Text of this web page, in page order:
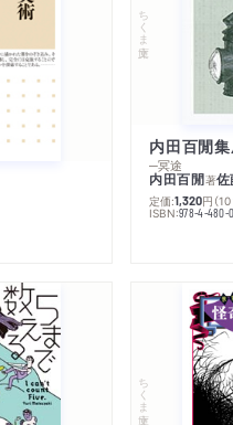
ちくま文庫
内田百閒
─冥途
内田百閒著
定価:1,320円 （
ISBN:978-4-480-
ちくま文庫